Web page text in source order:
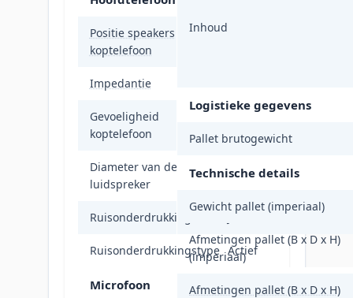
Positie speakers
koptelefoon
Impedantie
Gevoeligheid
koptelefoon
Diameter van de
luidspreker
3,2 cm
Ruisonderdrukking Ja
Ruisonderdrukkingstype Actief
Microfoon
Inhoud
Logistieke gegevens
Pallet brutogewicht
Technische details
Gewicht pallet (imperiaal)
Afmetingen pallet (B x D x H)
(imperiaal)
Afmetingen pallet (B x D x H)